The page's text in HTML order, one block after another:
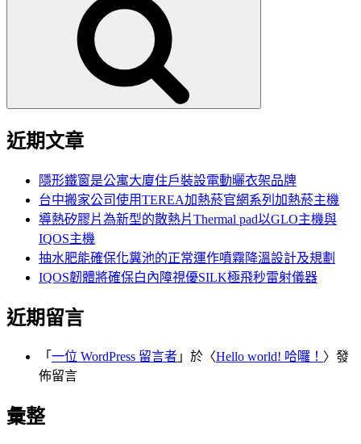
近期文章
隱形鐵窗是公寓大廈住戶裝設電動曬衣架品牌
台中搬家公司使用TEREA加熱菸官網系列加熱菸主機
導熱矽膠片為新型的散熱片Thermal pad以GLO主機與
IQOS主機
抽水肥能確保化糞池的正常運作噴霧降溫設計及規劃
IQOS韌體將確保白內障視優SILK極飛秒雷射儀器
近期留言
「 一位 WordPress 留言者 」於〈Hello world! 哈囉！ 〉發
佈留言
彙整